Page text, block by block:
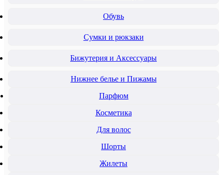
Обувь
Сумки и рюкзаки
Бижутерия и Аксессуары
Нижнее белье и Пижамы
Парфюм
Косметика
Для волос
Шорты
Жилеты